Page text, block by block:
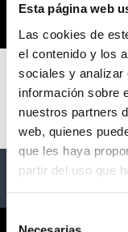
Esta página web
Las cookies de
el contenido y los
sociales y analizar
información sobre
nuestros partners
web, quienes
que les haya
partir del uso que